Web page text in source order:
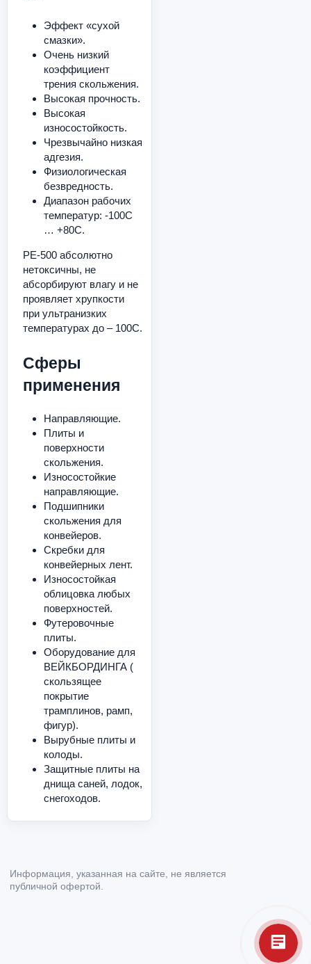
Эффект «сухой
смазки».
Очень низкий
коэффициент
трения скольжения.
Высокая прочность.
Высокая
износостойкость.
Чрезвычайно низкая
адгезия.
Физиологическая
безвредность.
Диапазон рабочих
температур: -100С
… +80С.
PE-500 абсолютно
нетоксичны, не
абсорбируют влагу и не
проявляет хрупкости
при ультранизких
температурах до – 100С.
Сферы
применения
Направляющие.
Плиты и
поверхности
скольжения.
Износостойкие
направляющие.
Подшипники
скольжения для
конвейеров.
Скребки для
конвейерных лент.
Износостойкая
облицовка любых
поверхностей.
Футеровочные
плиты.
Оборудование для
ВЕЙКБОРДИНГА (
скользящее
покрытие
трамплинов, рамп,
фигур).
Вырубные плиты и
колоды.
Защитные плиты на
днища саней, лодок,
снегоходов.
Информация, указанная на сайте, не является
публичной офертой.